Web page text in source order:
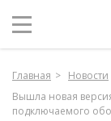
Главная
Новости
Вышла новая
подключаемого